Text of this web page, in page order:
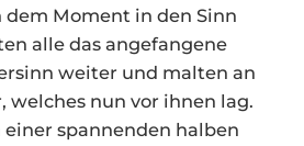
dem Moment in den Sinn
alle das angefangene
weiter und malten an
welches nun vor ihnen lag.
spannenden halben